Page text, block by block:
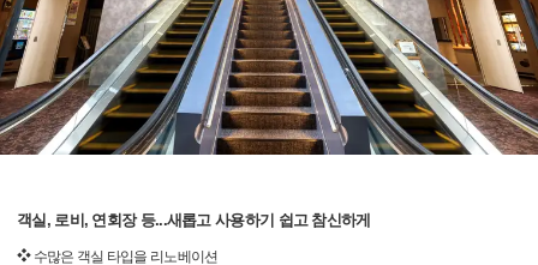
객실, 로비, 연회장 등...새롭고 사용하기 쉽고 참신하게
❖ 수많은 객실 타입을 리노베이션